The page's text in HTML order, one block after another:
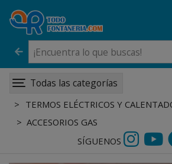
Todas las categorías
TERMOS ELÉCTRICOS Y
ACCESORIOS GAS
SÍGUENOS